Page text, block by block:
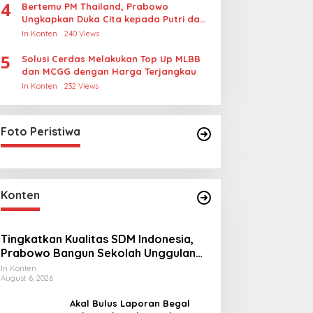
4
Bertemu PM Thailand, Prabowo
Ungkapkan Duka Cita kepada Putri dan
Selamat Ulang Tahun ke Raja Thailand
In Konten 240 Views
5
Solusi Cerdas Melakukan Top Up MLBB
dan MCGG dengan Harga Terjangkau
In Konten 232 Views
Foto Peristiwa
Konten
Tingkatkan Kualitas SDM Indonesia,
Prabowo Bangun Sekolah Unggulan
hingga Undang Universitas Terbaik
Dunia
In Konten
August 6, 2026
Akal Bulus Laporan Begal